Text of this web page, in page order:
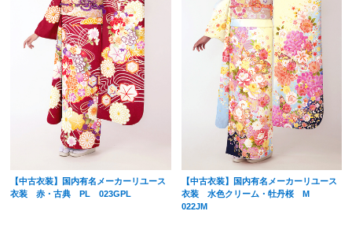
【中古衣装】国内有名メーカーリユース
衣装 赤・古典 PL 023GPL
【中古衣装】国内有名メーカーリユース
衣装 水色クリーム・牡丹桜 M
022JM